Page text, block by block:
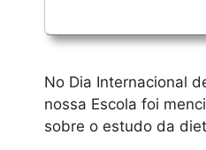
No Dia Internacional
nossa Escola foi
sobre o estudo da